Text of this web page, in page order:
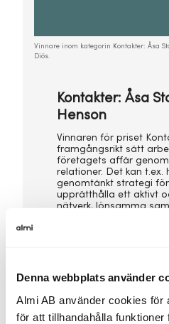
Denna webbplats använder
Almi AB använder cookies för
för att tillhandahålla
Kontakter: Åsa
Henson
Vinnaren för priset
framgångsrikt sätt
företagets affär
relationer. Det kan t.ex.
genomtänkt strategi
upprätthålla ett aktivt
nätverk, lönsamma
tjänster eller
Motivering:
Vinnare inom kategorin Kontakter: Åsa
Diös.